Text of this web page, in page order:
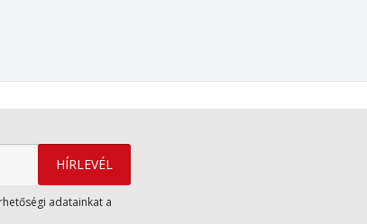
adatainkat a